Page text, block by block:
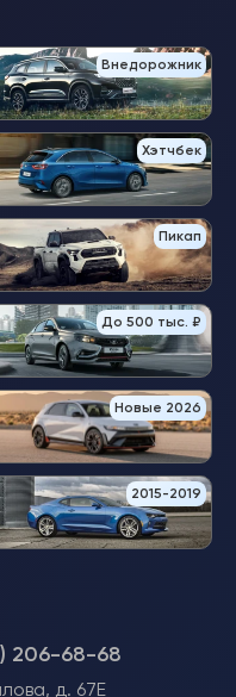
Внедорожник
Хэтчбек
Пикап
До 500 тыс. ₽
Новые 2026
2015-2019
206-68-68
д. 67Е